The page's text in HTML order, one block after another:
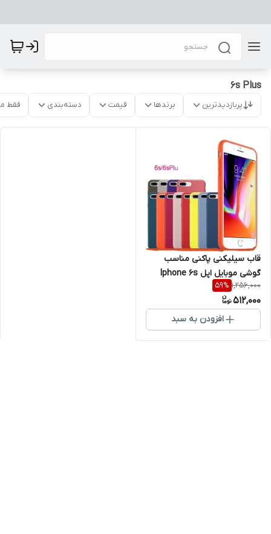
6s Plus
پربازدیدترین برندها قیمت دسته‌بندی فقط
قاب سیلیکنی پاکنی مناسب
گوشی موبایل اپل Iphone 6s
Plus
1,256,000
59%
512,000
افزودن به سبد